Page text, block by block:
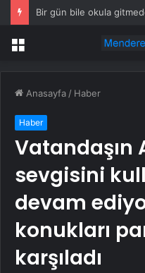
Menü
Anasayfa / Haber
Haber
Vatandaşın
sevgisini
devam
konukları
karşıladı